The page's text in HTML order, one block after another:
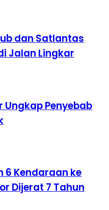
dan Satlantas
Jalan Lingkar
Ungkap Penyebab
6 Kendaraan ke
Dijerat 7 Tahun